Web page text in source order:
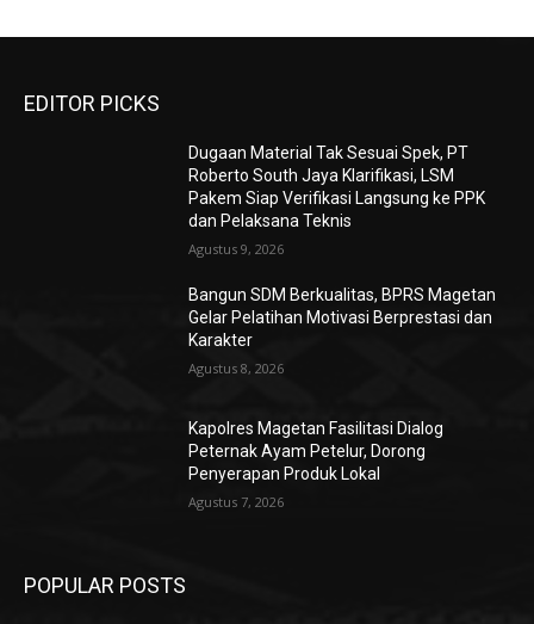
EDITOR PICKS
Dugaan Material Tak Sesuai Spek, PT
Roberto South Jaya Klarifikasi, LSM
Pakem Siap Verifikasi Langsung ke PPK
dan Pelaksana Teknis
Agustus 9, 2026
Bangun SDM Berkualitas, BPRS Magetan
Gelar Pelatihan Motivasi Berprestasi dan
Karakter
Agustus 8, 2026
Kapolres Magetan Fasilitasi Dialog
Peternak Ayam Petelur, Dorong
Penyerapan Produk Lokal
Agustus 7, 2026
POPULAR POSTS